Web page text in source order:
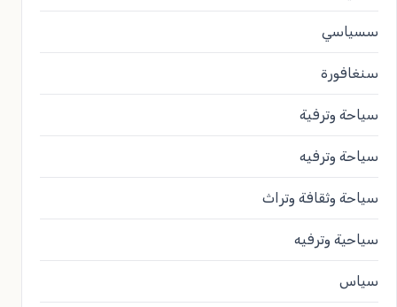
سسياسي
سنغافورة
سياحة وترفية
سياحة وترفيه
سياحة وثقافة وتراث
سياحية وترفيه
سياس